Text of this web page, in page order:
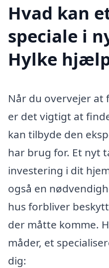
Hvad kan
speciale i
Hylke
Når du overvejer at
er det vigtigt at
kan tilbyde den
har brug for. Et nyt
investering i dit
også en
hus forbliver
der måtte komme.
måder, et
dig: